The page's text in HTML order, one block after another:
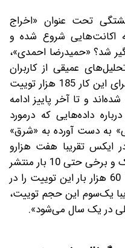
تحت عنوان «اخراج
اکانت‌هایی شروع شده و
شد؟ «حمیدرضا احمدی»،
عمیقی از کاربران
فضای مجازی به دست آورده که برای این کار 185 هزار توییت
سال 1402 شروع شده‌اند و تا آخر پاییز ادامه
داده‌هایی که درمورد
به دست آورده به «شرق»
ایکس تقریبا هفت هزار‌و
300 نفر استفاده کردند که برخی یک و برخی حتی 10 بار منتشر
کردند. حالا 50 نفر از این اکانت‌ها 60 هزار بار این توییت را در
یک‌سوم این حجم توییت،
در یک سال می‌شود».